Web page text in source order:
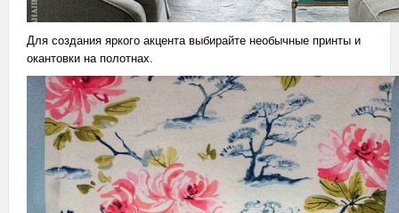
Для создания яркого акцента выбирайте необычные принты и
окантовки на полотнах.